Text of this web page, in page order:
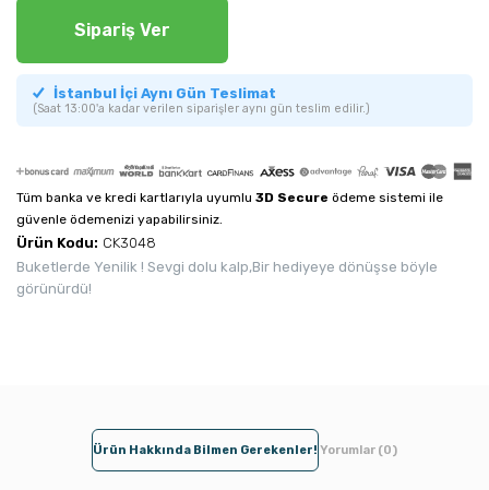
Sipariş Ver
İstanbul İçi Aynı Gün Teslimat
(Saat 13:00'a kadar verilen siparişler aynı gün teslim edilir.)
Tüm banka ve kredi kartlarıyla uyumlu 3D Secure ödeme sistemi ile
güvenle ödemenizi yapabilirsiniz.
Ürün Kodu: CK3048
Buketlerde Yenilik ! Sevgi dolu kalp,Bir hediyeye dönüşse böyle
görünürdü!
Ürün Hakkında Bilmen Gerekenler! Yorumlar (0)